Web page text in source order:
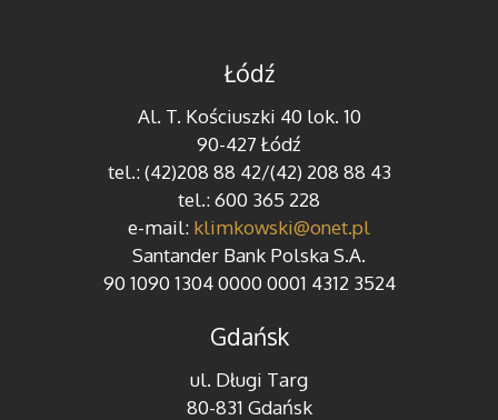
Łódź
Al. T. Kościuszki 40 lok. 10
90-427 Łódź
tel.: (42)208 88 42/(42) 208 88 43
tel.: 600 365 228
e-mail: klimkowski@onet.pl
Santander Bank Polska S.A.
90 1090 1304 0000 0001 4312 3524
Gdańsk
ul. Długi Targ
80-831 Gdańsk